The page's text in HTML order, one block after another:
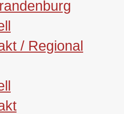
/ Regional